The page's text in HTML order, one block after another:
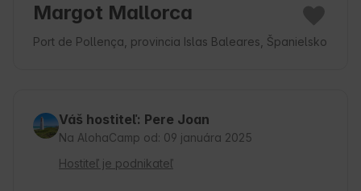
Margot Mallorca
Port de Pollença, provincia Islas Baleares, Španielsko
Váš hostiteľ: Pere Joan
Na AlohaCamp od: 09 januára 2025
Hostiteľ je podnikateľ